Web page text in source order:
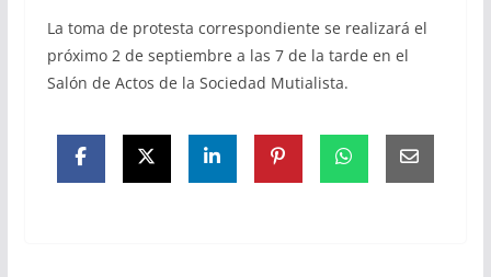
La toma de protesta correspondiente se realizará el
próximo 2 de septiembre a las 7 de la tarde en el
Salón de Actos de la Sociedad Mutialista.